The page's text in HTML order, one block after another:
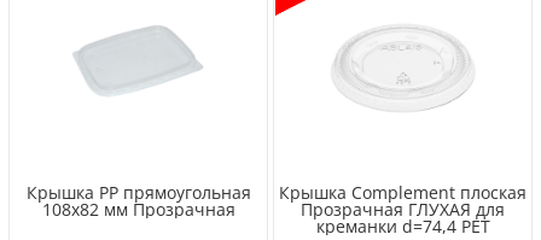
Крышка PP прямоугольная
108x82 мм Прозрачная
Крышка Complement плоская
Прозрачная ГЛУХАЯ для
креманки d=74,4 PET